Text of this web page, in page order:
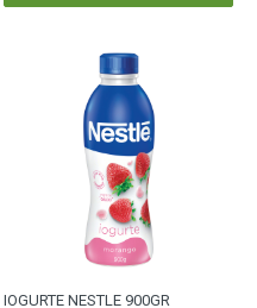
IOGURTE NESTLE 900GR